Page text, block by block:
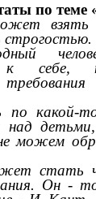
по теме
взять
к себе,
по какой-
над
можем
стать
Он -